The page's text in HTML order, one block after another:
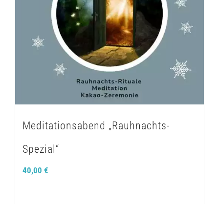
Meditationsabend „Rauhnachts-
Spezial“
40,00 €